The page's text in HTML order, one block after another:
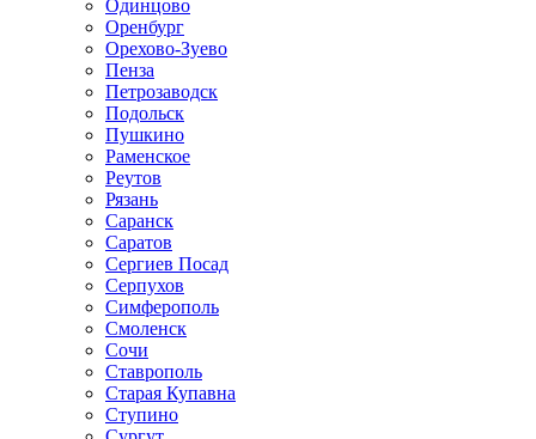
Одинцово
Оренбург
Орехово-Зуево
Пенза
Петрозаводск
Подольск
Пушкино
Раменское
Реутов
Рязань
Саранск
Саратов
Сергиев Посад
Серпухов
Симферополь
Смоленск
Сочи
Ставрополь
Старая Купавна
Ступино